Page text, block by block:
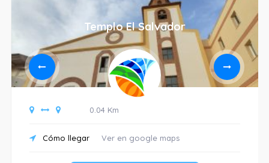
Templo El Salvador
0.04 Km
Cómo llegar Ver en google maps